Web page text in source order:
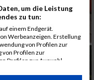
um die Leistung
zu tun:
einem Endgerät.
Werbeanzeigen. Erstellung
von Profilen zur
von Profilen zur
Profilen zur Auswahl
durch Statistiken oder